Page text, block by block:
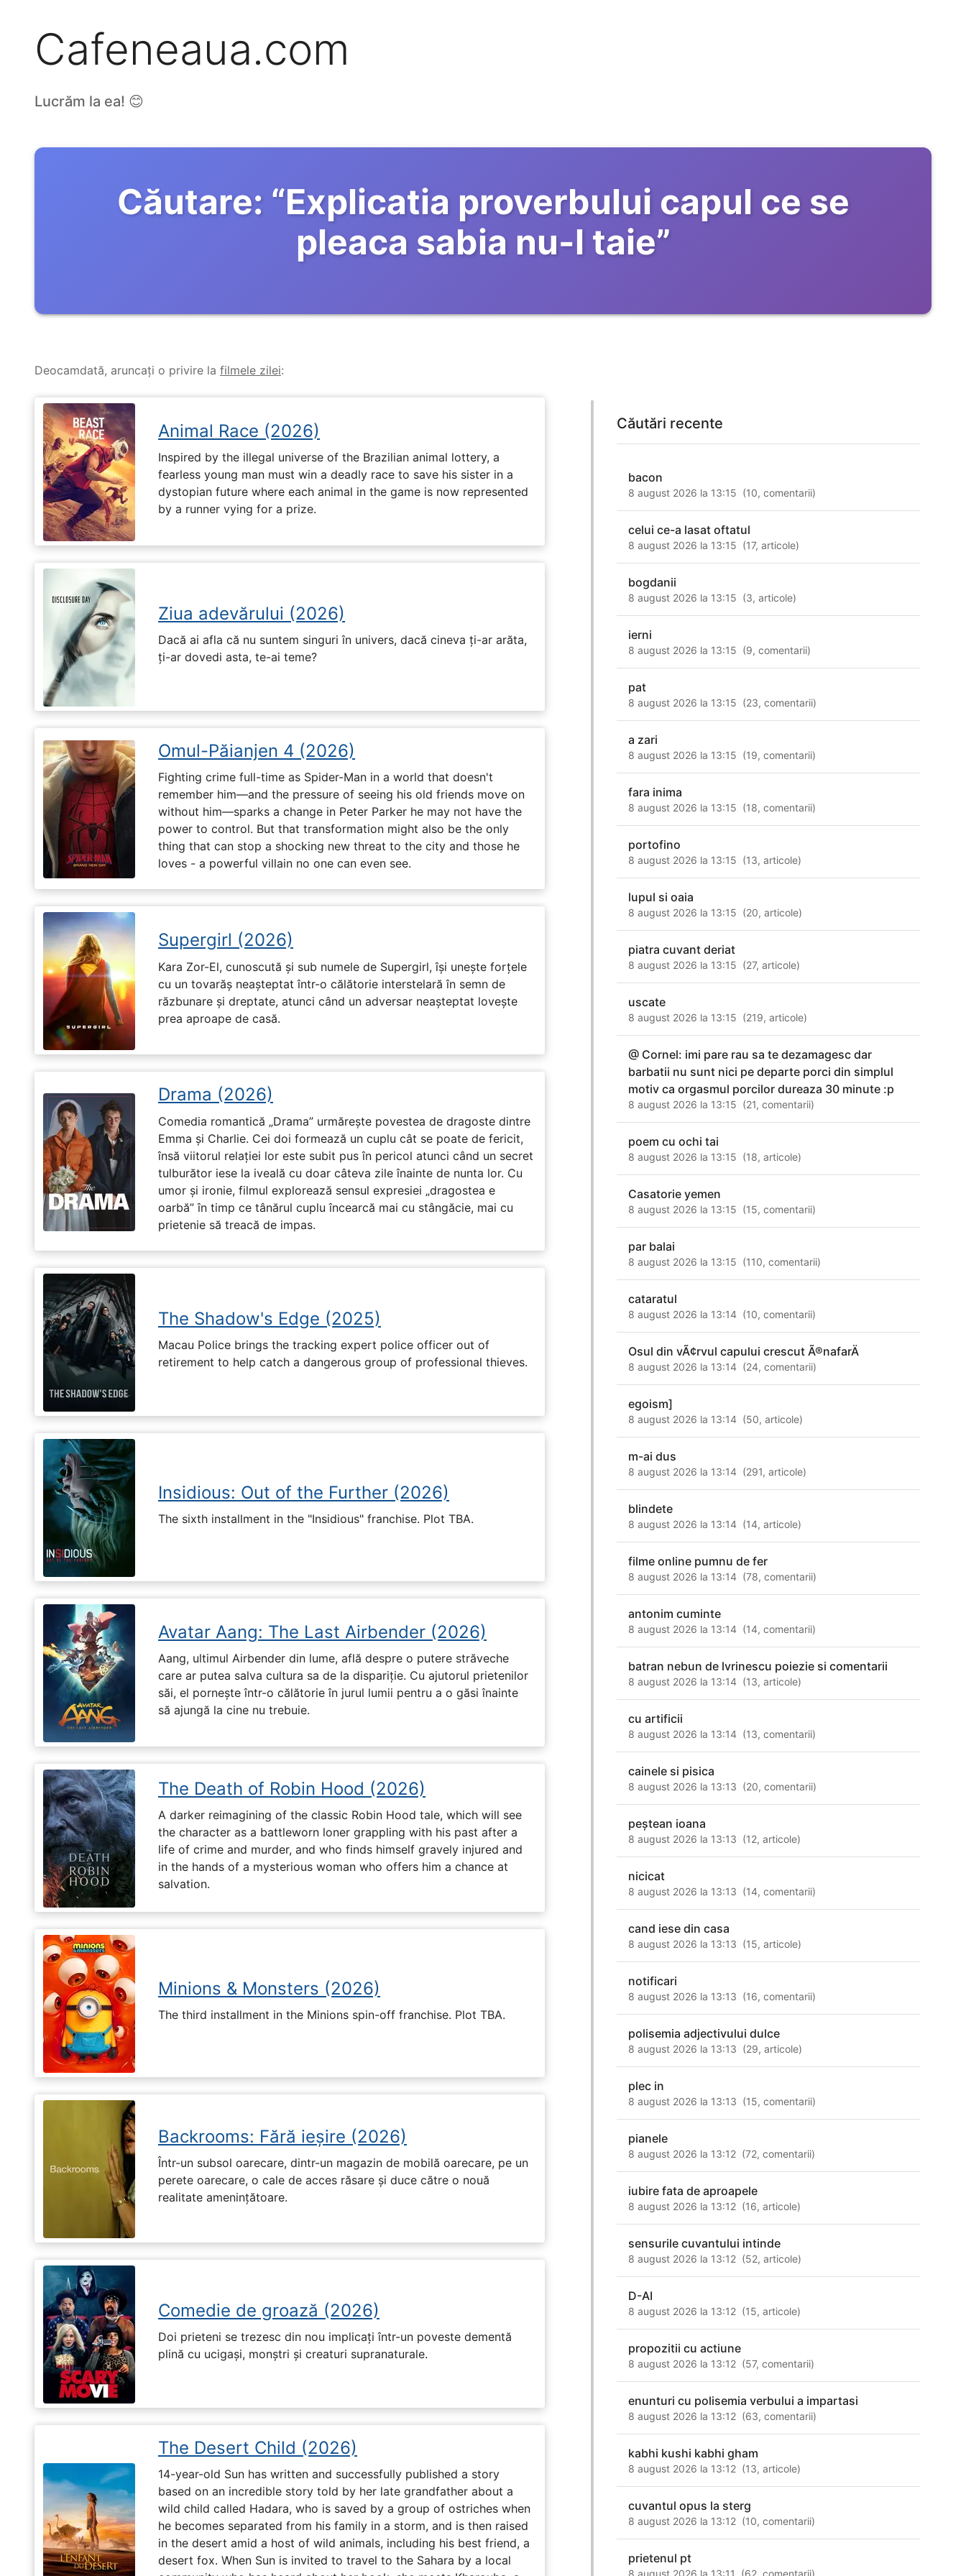
Cafeneaua.com
Lucrăm la ea! 😊
Căutare: “Explicatia proverbului capul ce se
pleaca sabia nu-l taie”
Deocamdată, aruncați o privire la filmele zilei:
Animal Race (2026)
Inspired by the illegal universe of the Brazilian animal lottery, a
fearless young man must win a deadly race to save his sister in a
dystopian future where each animal in the game is now represented
by a runner vying for a prize.
Ziua adevărului (2026)
Dacă ai afla că nu suntem singuri în univers, dacă cineva ți-ar arăta,
ți-ar dovedi asta, te-ai teme?
Omul-Păianjen 4 (2026)
Fighting crime full-time as Spider-Man in a world that doesn't
remember him—and the pressure of seeing his old friends move on
without him—sparks a change in Peter Parker he may not have the
power to control. But that transformation might also be the only
thing that can stop a shocking new threat to the city and those he
loves - a powerful villain no one can even see.
Supergirl (2026)
Kara Zor-El, cunoscută și sub numele de Supergirl, își unește forțele
cu un tovarăș neașteptat într-o călătorie interstelară în semn de
răzbunare și dreptate, atunci când un adversar neașteptat lovește
prea aproape de casă.
Drama (2026)
Comedia romantică „Drama” urmărește povestea de dragoste dintre
Emma și Charlie. Cei doi formează un cuplu cât se poate de fericit,
însă viitorul relației lor este subit pus în pericol atunci când un secret
tulburător iese la iveală cu doar câteva zile înainte de nunta lor. Cu
umor și ironie, filmul explorează sensul expresiei „dragostea e
oarbă” în timp ce tânărul cuplu încearcă mai cu stângăcie, mai cu
prietenie să treacă de impas.
The Shadow's Edge (2025)
Macau Police brings the tracking expert police officer out of
retirement to help catch a dangerous group of professional thieves.
Insidious: Out of the Further (2026)
The sixth installment in the "Insidious" franchise. Plot TBA.
Avatar Aang: The Last Airbender (2026)
Aang, ultimul Airbender din lume, află despre o putere străveche
care ar putea salva cultura sa de la dispariție. Cu ajutorul prietenilor
săi, el pornește într-o călătorie în jurul lumii pentru a o găsi înainte
să ajungă la cine nu trebuie.
The Death of Robin Hood (2026)
A darker reimagining of the classic Robin Hood tale, which will see
the character as a battleworn loner grappling with his past after a
life of crime and murder, and who finds himself gravely injured and
in the hands of a mysterious woman who offers him a chance at
salvation.
Minions & Monsters (2026)
The third installment in the Minions spin-off franchise. Plot TBA.
Backrooms: Fără ieșire (2026)
Într-un subsol oarecare, dintr-un magazin de mobilă oarecare, pe un
perete oarecare, o cale de acces răsare și duce către o nouă
realitate amenințătoare.
Comedie de groază (2026)
Doi prieteni se trezesc din nou implicați într-un poveste dementă
plină cu ucigași, monștri și creaturi supranaturale.
The Desert Child (2026)
14-year-old Sun has written and successfully published a story
based on an incredible story told by her late grandfather about a
wild child called Hadara, who is saved by a group of ostriches when
he becomes separated from his family in a storm, and is then raised
in the desert amid a host of wild animals, including his best friend, a
desert fox. When Sun is invited to travel to the Sahara by a local
Căutări recente
bacon
8 august 2026 la 13:15 (10,comentarii)
celui ce-a lasat oftatul
8 august 2026 la 13:15 (17,articole)
bogdanii
8 august 2026 la 13:15 (3,articole)
ierni
8 august 2026 la 13:15 (9,comentarii)
pat
8 august 2026 la 13:15 (23,comentarii)
a zari
8 august 2026 la 13:15 (19,comentarii)
fara inima
8 august 2026 la 13:15 (18,comentarii)
portofino
8 august 2026 la 13:15 (13,articole)
lupul si oaia
8 august 2026 la 13:15 (20,articole)
piatra cuvant deriat
8 august 2026 la 13:15 (27,articole)
uscate
8 august 2026 la 13:15 (219,articole)
@ Cornel: imi pare rau sa te dezamagesc dar
barbatii nu sunt nici pe departe porci din simplul
motiv ca orgasmul porcilor dureaza 30 minute :p
8 august 2026 la 13:15 (21,comentarii)
poem cu ochi tai
8 august 2026 la 13:15 (18,articole)
Casatorie yemen
8 august 2026 la 13:15 (15,comentarii)
par balai
8 august 2026 la 13:15 (110,comentarii)
cataratul
8 august 2026 la 13:14 (10,comentarii)
Osul din vÃ¢rvul capului crescut Ã®nafarÄ
8 august 2026 la 13:14 (24,comentarii)
egoism]
8 august 2026 la 13:14 (50,articole)
m-ai dus
8 august 2026 la 13:14 (291,articole)
blindete
8 august 2026 la 13:14 (14,articole)
filme online pumnu de fer
8 august 2026 la 13:14 (78,comentarii)
antonim cuminte
8 august 2026 la 13:14 (14,comentarii)
batran nebun de lvrinescu poiezie si comentarii
8 august 2026 la 13:14 (13,articole)
cu artificii
8 august 2026 la 13:14 (13,comentarii)
cainele si pisica
8 august 2026 la 13:13 (20,comentarii)
peștean ioana
8 august 2026 la 13:13 (12,articole)
nicicat
8 august 2026 la 13:13 (14,comentarii)
cand iese din casa
8 august 2026 la 13:13 (15,articole)
notificari
8 august 2026 la 13:13 (16,comentarii)
polisemia adjectivului dulce
8 august 2026 la 13:13 (29,articole)
plec in
8 august 2026 la 13:13 (15,comentarii)
pianele
8 august 2026 la 13:12 (72,comentarii)
iubire fata de aproapele
8 august 2026 la 13:12 (16,articole)
sensurile cuvantului intinde
8 august 2026 la 13:12 (52,articole)
D-AI
8 august 2026 la 13:12 (15,articole)
propozitii cu actiune
8 august 2026 la 13:12 (57,comentarii)
enunturi cu polisemia verbului a impartasi
8 august 2026 la 13:12 (63,comentarii)
kabhi kushi kabhi gham
8 august 2026 la 13:12 (13,articole)
cuvantul opus la sterg
8 august 2026 la 13:12 (10,comentarii)
prietenul pt
8 august 2026 la 13:11 (62 ,comentarii)